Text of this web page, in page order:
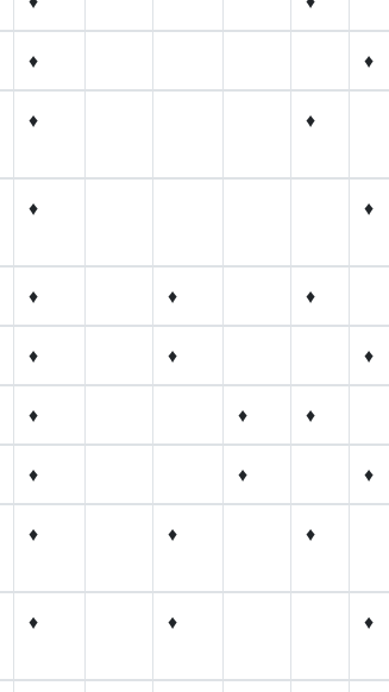
♦ ♦
♦ ♦
♦ ♦
♦ ♦ ♦
♦ ♦ ♦
♦ ♦ ♦
♦ ♦ ♦
♦ ♦ ♦
♦ ♦ ♦